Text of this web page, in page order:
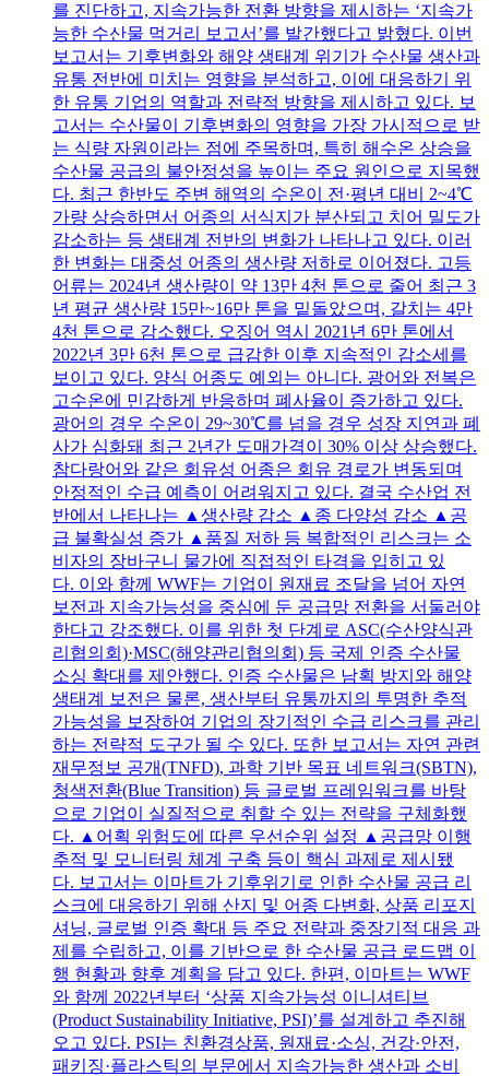
를 진단하고, 지속가능한 전환 방향을 제시하는 ‘지속가
능한 수산물 먹거리 보고서’를 발간했다고 밝혔다. 이번
보고서는 기후변화와 해양 생태계 위기가 수산물 생산과
유통 전반에 미치는 영향을 분석하고, 이에 대응하기 위
한 유통 기업의 역할과 전략적 방향을 제시하고 있다. 보
고서는 수산물이 기후변화의 영향을 가장 가시적으로 받
는 식량 자원이라는 점에 주목하며, 특히 해수온 상승을
수산물 공급의 불안정성을 높이는 주요 원인으로 지목했
다. 최근 한반도 주변 해역의 수온이 전·평년 대비 2~4℃
가량 상승하면서 어종의 서식지가 분산되고 치어 밀도가
감소하는 등 생태계 전반의 변화가 나타나고 있다. 이러
한 변화는 대중성 어종의 생산량 저하로 이어졌다. 고등
어류는 2024년 생산량이 약 13만 4천 톤으로 줄어 최근 3
년 평균 생산량 15만~16만 톤을 밑돌았으며, 갈치는 4만
4천 톤으로 감소했다. 오징어 역시 2021년 6만 톤에서
2022년 3만 6천 톤으로 급감한 이후 지속적인 감소세를
보이고 있다. 양식 어종도 예외는 아니다. 광어와 전복은
고수온에 민감하게 반응하며 폐사율이 증가하고 있다.
광어의 경우 수온이 29~30℃를 넘을 경우 성장 지연과 폐
사가 심화돼 최근 2년간 도매가격이 30% 이상 상승했다.
참다랑어와 같은 회유성 어종은 회유 경로가 변동되며
안정적인 수급 예측이 어려워지고 있다. 결국 수산업 전
반에서 나타나는 ▲생산량 감소 ▲종 다양성 감소 ▲공
급 불확실성 증가 ▲품질 저하 등 복합적인 리스크는 소
비자의 장바구니 물가에 직접적인 타격을 입히고 있
다. 이와 함께 WWF는 기업이 원재료 조달을 넘어 자연
보전과 지속가능성을 중심에 둔 공급망 전환을 서둘러야
한다고 강조했다. 이를 위한 첫 단계로 ASC(수산양식관
리협의회)·MSC(해양관리협의회) 등 국제 인증 수산물
소싱 확대를 제안했다. 인증 수산물은 남획 방지와 해양
생태계 보전은 물론, 생산부터 유통까지의 투명한 추적
가능성을 보장하여 기업의 장기적인 수급 리스크를 관리
하는 전략적 도구가 될 수 있다. 또한 보고서는 자연 관련
재무정보 공개(TNFD), 과학 기반 목표 네트워크(SBTN),
청색전환(Blue Transition) 등 글로벌 프레임워크를 바탕
으로 기업이 실질적으로 취할 수 있는 전략을 구체화했
다. ▲어획 위험도에 따른 우선순위 설정 ▲공급망 이행
추적 및 모니터링 체계 구축 등이 핵심 과제로 제시됐
다. 보고서는 이마트가 기후위기로 인한 수산물 공급 리
스크에 대응하기 위해 산지 및 어종 다변화, 상품 리포지
셔닝, 글로벌 인증 확대 등 주요 전략과 중장기적 대응 과
제를 수립하고, 이를 기반으로 한 수산물 공급 로드맵 이
행 현황과 향후 계획을 담고 있다. 한편, 이마트는 WWF
와 함께 2022년부터 ‘상품 지속가능성 이니셔티브
(Product Sustainability Initiative, PSI)’를 설계하고 추진해
오고 있다. PSI는 친환경상품, 원재료·소싱, 건강·안전,
패키징·플라스틱의 부문에서 지속가능한 생산과 소비